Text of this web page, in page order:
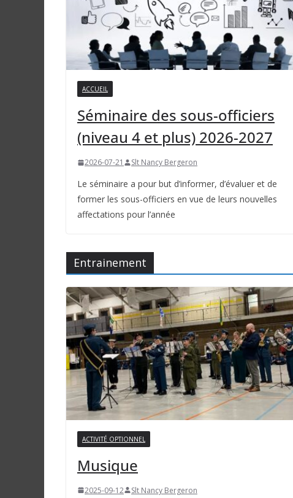
ACCUEIL
Séminaire des sous-officiers
(niveau 4 et plus) 2026-2027
2026-07-21 Slt Nancy Bergeron
Le séminaire a pour but d’informer, d’évaluer et de
former les sous-officiers en vue de leurs nouvelles
affectations pour l’année
Entrainement
ACTIVITÉ OPTIONNEL
Musique
2025-09-12 Slt Nancy Bergeron